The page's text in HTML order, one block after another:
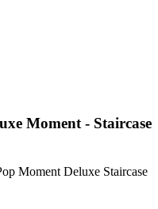
Moment - Staircase
Moment Deluxe Staircase